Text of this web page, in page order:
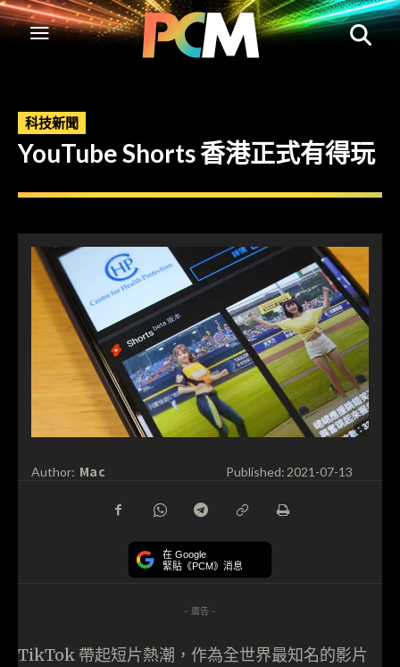
科技新聞
YouTube Shorts 香港正式有得玩
Author: Mac Published: 2021-07-13
在 Google
緊貼《PCM》消息
- 廣告 -
TikTok 帶起短片熱潮，作為全世界最知名的影片